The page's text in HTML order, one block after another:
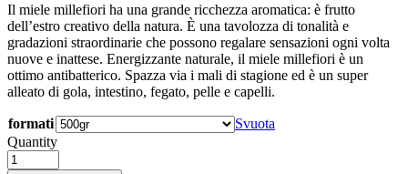
Il miele millefiori ha una grande ricchezza aromatica: è frutto
dell’estro creativo della natura. È una tavolozza di tonalità e
gradazioni straordinarie che possono regalare sensazioni ogni volta
nuove e inattese. Energizzante naturale, il miele millefiori è un
ottimo antibatterico. Spazza via i mali di stagione ed è un super
alleato di gola, intestino, fegato, pelle e capelli.
formati
Svuota
Quantity